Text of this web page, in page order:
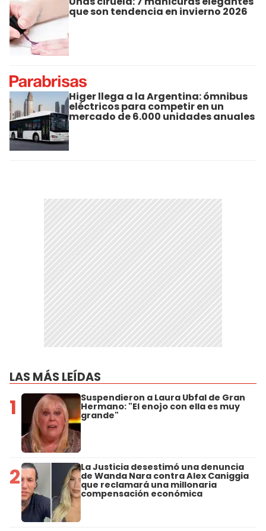
que son tendencia en invierno 2026
Higer llega a la Argentina: ómnibus
eléctricos para competir en un
mercado de 6.000 unidades anuales
LAS MÁS LEÍDAS
1 Suspendieron a Laura Ubfal de Gran
Hermano: "El enojo con ella es muy
grande"
2 La Justicia desestimó una denuncia
de Wanda Nara contra Alex Caniggia
que reclamará una millonaria
compensación económica